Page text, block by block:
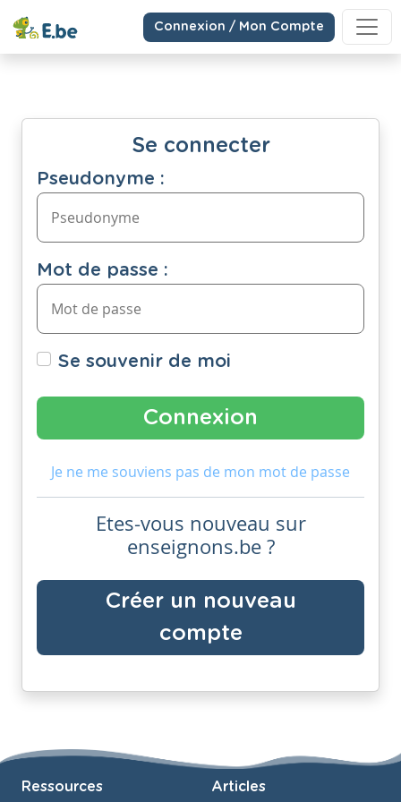
Connexion / Mon Compte
Se connecter
Pseudonyme :
Mot de passe :
Se souvenir de moi
Je ne me souviens pas de mon mot de passe
Etes-vous nouveau sur
enseignons.be ?
Créer un nouveau
compte
Ressources Articles